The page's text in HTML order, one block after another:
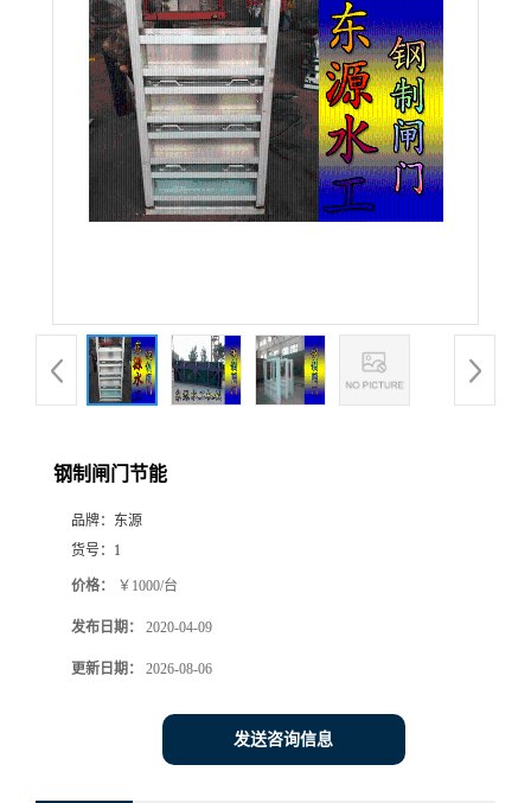
钢制闸门节能
品牌： 东源
货号： 1
价格： ￥1000/台
发布日期： 2020-04-09
更新日期： 2026-08-06
发送咨询信息